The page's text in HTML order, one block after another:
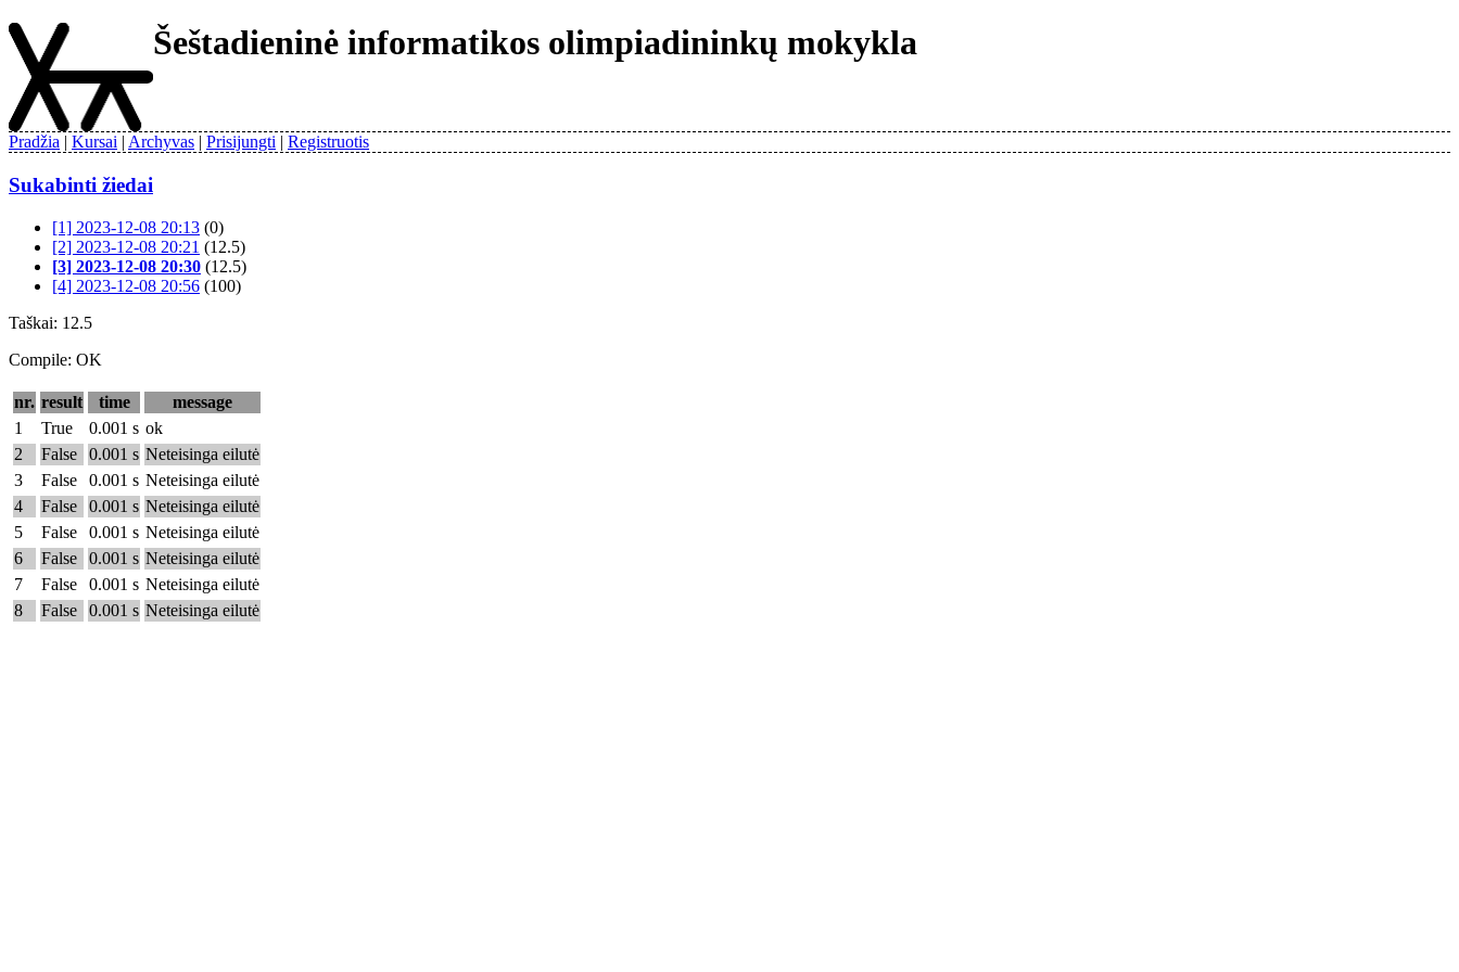
Šeštadieninė informatikos olimpiadininkų mokykla
Pradžia Kursai Archyvas Prisijungti Registruotis
Sukabinti žiedai
[1] 2023-12-08 20:13 (0)
[2] 2023-12-08 20:21 (12.5)
[3] 2023-12-08 20:30 (12.5)
[4] 2023-12-08 20:56 (100)
Taškai: 12.5
Compile: OK
nr. result time
message
1
True 0.001 s ok
2
False 0.001 s Neteisinga eilutė
3
False 0.001 s Neteisinga eilutė
4
False 0.001 s Neteisinga eilutė
5
False 0.001 s Neteisinga eilutė
6
False 0.001 s Neteisinga eilutė
7
False 0.001 s Neteisinga eilutė
8
False 0.001 s Neteisinga eilutė